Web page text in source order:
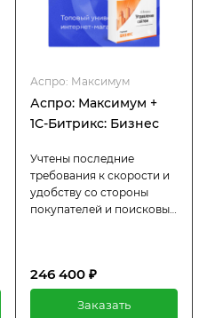
Аспро: Максимум
Аспро: Максимум +
1С-Битрикс: Бизнес
Учтены последние
требования к скорости и
удобству со стороны
покупателей и поисковых
маркетинговые
инструменты для
увеличения среднего
246 400 ₽
Заказать